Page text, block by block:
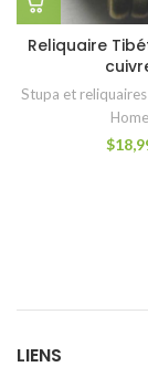
Reliquaire
Stupa et
Home
$
LIENS